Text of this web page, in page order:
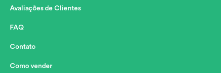
Avaliações de Clientes
FAQ
Contato
Como vender